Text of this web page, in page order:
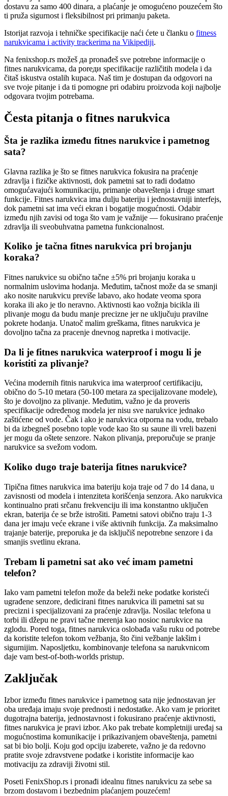
dostavu za samo 400 dinara, a plaćanje je omogućeno pouzećem što
ti pruža sigurnost i fleksibilnost pri primanju paketa.
Istorijat razvoja i tehničke specifikacije naći ćete u članku o fitness
narukvicama i activity trackerima na Vikipediji.
Na fenixshop.rs možeš да pronađeš sve potrebne informacije o
fitnes narukvicama, da poreди specifikacije različitih modela i da
čitaš iskustva ostalih kupaca. Naš tim je dostupan da odgovori na
sve tvoje pitanje i da ti pomogne pri odabiru proizvoda koji najbolje
odgovara tvojim potrebama.
Česta pitanja o fitnes narukvica
Šta je razlika između fitnes narukvice i pametnog
sata?
Glavna razlika je što se fitnes narukvica fokusira na praćenje
zdravlja i fizičke aktivnosti, dok pametni sat to radi dodatno
omogućavajući komunikaciju, primanje obaveštenja i druge smart
funkcije. Fitnes narukvica ima dulju bateriju i jednostavniji interfejs,
dok pametni sat ima veći ekran i bogatije mogućnosti. Odabir
između njih zavisi od toga što vam je važnije — fokusirano praćenje
zdravlja ili sveobuhvatna pametna funkcionalnost.
Koliko je tačna fitnes narukvica pri brojanju
koraka?
Fitnes narukvice su obično tačne ±5% pri brojanju koraka u
normalnim uslovima hodanja. Međutim, tačnost može da se smanji
ako nosite narukvicu previše labavo, ako hodate veoma spora
koraka ili ako je tlo neravno. Aktivnosti kao vožnja bicikla ili
plivanje mogu da budu manje precizne jer ne uključuju pravilne
pokrete hodanja. Unatoč malim greškama, fitnes narukvica je
dovoljno tačna za pracenje dnevnog napretka i motivacije.
Da li je fitnes narukvica waterproof i mogu li je
koristiti za plivanje?
Većina modernih fitnis narukvica ima waterproof certifikaciju,
obično do 5-10 metara (50-100 metara za specijalizovane modele),
što je dovoljno za plivanje. Međutim, važno je da proveris
specifikacije određenog modela jer nisu sve narukvice jednako
zaštićene od vode. Čak i ako je narukvica otporna na vodu, trebalo
bi da izbegneš posebno tople vode kao što su saune ili vreli bazeni
jer mogu da oštete senzore. Nakon plivanja, preporučuje se pranje
narukvice sa svežom vodom.
Koliko dugo traje baterija fitnes narukvice?
Tipična fitnes narukvica ima bateriju koja traje od 7 do 14 dana, u
zavisnosti od modela i intenziteta korišćenja senzora. Ako narukvica
kontinualno prati srčanu frekvenciju ili ima konstantno uključen
ekran, baterija će se brže istrošiti. Pametni satovi obično traju 1-3
dana jer imaju veće ekrane i više aktivnih funkcija. Za maksimalno
trajanje baterije, preporuka je da isključiš nepotrebne senzore i da
smanjis svetlinu ekrana.
Trebam li pametni sat ako već imam pametni
telefon?
Iako vam pametni telefon može da beleži neke podatke koristeći
ugrađene senzore, dedicirani fitnes narukvica ili pametni sat su
precizni i specijalizovani za praćenje zdravlja. Nosilac telefona u
torbi ili džepu ne pravi tačne merenja kao nosioc narukvice na
zglodu. Pored toga, fitnes narukvica oslobađa vašu ruku od potrebe
da koristite telefon tokom vežbanja, što čini vežbanje lakšim i
sigurnijim. Naposljetku, kombinovanje telefona sa narukvnicom
daje vam best-of-both-worlds pristup.
Zaključak
Izbor između fitnes narukvice i pametnog sata nije jednostavan jer
oba uređaja imaju svoje prednosti i nedostatke. Ako vam je prioritet
dugotrajna baterija, jednostavnost i fokusirano praćenje aktivnosti,
fitnes narukvica je pravi izbor. Ako pak trebate kompletniji uređaj sa
mogućnostima komunikacije i prikazivanjem obaveštenja, pametni
sat bi bio bolji. Koju god opciju izaberete, važno je da redovno
pratite svoje zdravstvene podatke i koristite informacije kao
motivaciju za zdraviji životni stil.
Poseti FenixShop.rs i pronađi idealnu fitnes narukvicu za sebe sa
brzom dostavom i bezbednim plaćanjem pouzećem!